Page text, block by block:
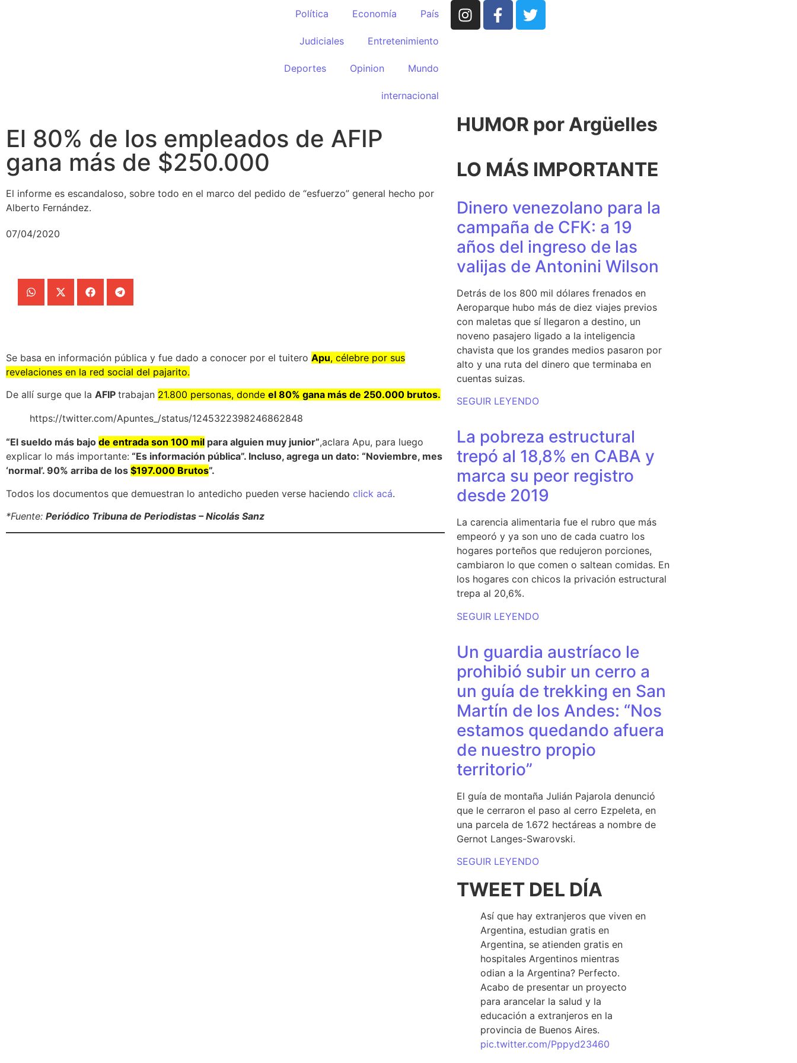
Política Economía País
Judiciales Entretenimiento
Deportes Opinion Mundo
internacional
El 80% de los empleados de AFIP
gana más de $250.000
El informe es escandaloso, sobre todo en el marco del pedido de “esfuerzo” general hecho por
Alberto Fernández.
07/04/2020
Se basa en información pública y fue dado a conocer por el tuitero Apu, célebre por sus
revelaciones en la red social del pajarito.
De allí surge que la AFIP trabajan 21.800 personas, donde el 80% gana más de 250.000 brutos.
https://twitter.com/Apuntes_/status/1245322398246862848
“El sueldo más bajo de entrada son 100 mil para alguien muy junior”,aclara Apu, para luego
explicar lo más importante: “Es información pública”. Incluso, agrega un dato: “Noviembre, mes
‘normal’. 90% arriba de los $197.000 Brutos”.
Todos los documentos que demuestran lo antedicho pueden verse haciendo click acá.
*Fuente: Periódico Tribuna de Periodistas – Nicolás Sanz
HUMOR por Argüelles​
LO MÁS IMPORTANTE
Dinero venezolano para la
campaña de CFK: a 19
años del ingreso de las
valijas de Antonini Wilson
Detrás de los 800 mil dólares frenados en
Aeroparque hubo más de diez viajes previos
con maletas que sí llegaron a destino, un
noveno pasajero ligado a la inteligencia
chavista que los grandes medios pasaron por
alto y una ruta del dinero que terminaba en
cuentas suizas.
SEGUIR LEYENDO
La pobreza estructural
trepó al 18,8% en CABA y
marca su peor registro
desde 2019
La carencia alimentaria fue el rubro que más
empeoró y ya son uno de cada cuatro los
hogares porteños que redujeron porciones,
cambiaron lo que comen o saltean comidas. En
los hogares con chicos la privación estructural
trepa al 20,6%.
SEGUIR LEYENDO
Un guardia austríaco le
prohibió subir un cerro a
un guía de trekking en San
Martín de los Andes: “Nos
estamos quedando afuera
de nuestro propio
territorio”
El guía de montaña Julián Pajarola denunció
que le cerraron el paso al cerro Ezpeleta, en
una parcela de 1.672 hectáreas a nombre de
Gernot Langes-Swarovski.
SEGUIR LEYENDO
TWEET DEL DÍA
Así que hay extranjeros que viven en
Argentina, estudian gratis en
Argentina, se atienden gratis en
hospitales Argentinos mientras
odian a la Argentina? Perfecto.
Acabo de presentar un proyecto
para arancelar la salud y la
educación a extranjeros en la
provincia de Buenos Aires.
pic.twitter.com/Pppyd23460